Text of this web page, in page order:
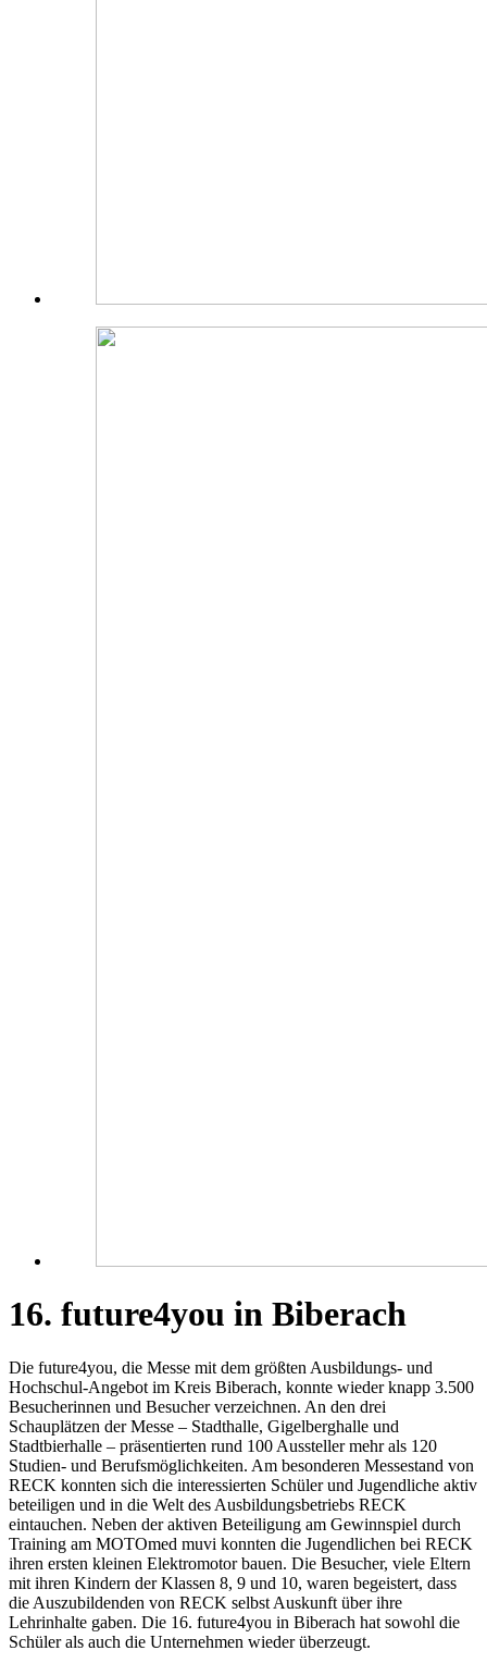
16. future4you in Biberach
Die future4you, die Messe mit dem größten Ausbildungs- und
Hochschul-Angebot im Kreis Biberach, konnte wieder knapp 3.500
Besucherinnen und Besucher verzeichnen. An den drei
Schauplätzen der Messe – Stadthalle, Gigelberghalle und
Stadtbierhalle – präsentierten rund 100 Aussteller mehr als 120
Studien- und Berufsmöglichkeiten. Am besonderen Messestand von
RECK konnten sich die interessierten Schüler und Jugendliche aktiv
beteiligen und in die Welt des Ausbildungsbetriebs RECK
eintauchen. Neben der aktiven Beteiligung am Gewinnspiel durch
Training am MOTOmed muvi konnten die Jugendlichen bei RECK
ihren ersten kleinen Elektromotor bauen. Die Besucher, viele Eltern
mit ihren Kindern der Klassen 8, 9 und 10, waren begeistert, dass
die Auszubildenden von RECK selbst Auskunft über ihre
Lehrinhalte gaben. Die 16. future4you in Biberach hat sowohl die
Schüler als auch die Unternehmen wieder überzeugt.